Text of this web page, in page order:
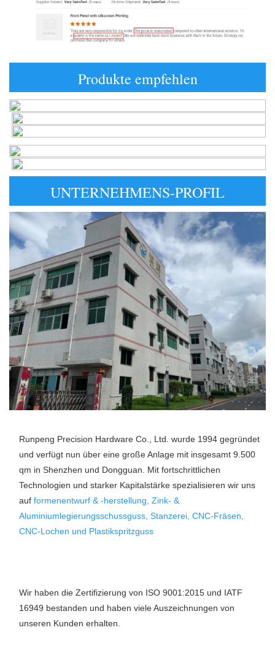
Produkte empfehlen
UNTERNEHMENS-PROFIL
Runpeng Precision Hardware Co., Ltd. wurde 1994 gegründet
und verfügt nun über eine große Anlage mit insgesamt 9.500
qm in Shenzhen und Dongguan. Mit fortschrittlichen
Technologien und starker Kapitalstärke spezialisieren wir uns
auf formenentwurf & -herstellung, Zink- &
Aluminiumlegierungsschussguss, Stanzerei, CNC-Fräsen,
CNC-Lochen und Plastikspritzguss
Wir haben die Zertifizierung von ISO 9001:2015 und IATF
16949 bestanden und haben viele Auszeichnungen von
unseren Kunden erhalten.